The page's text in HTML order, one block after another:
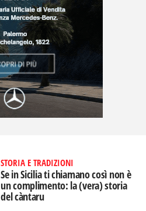
STORIA E TRADIZIONI
Se in Sicilia ti chiamano così non è
un complimento: la (vera) storia
del càntaru